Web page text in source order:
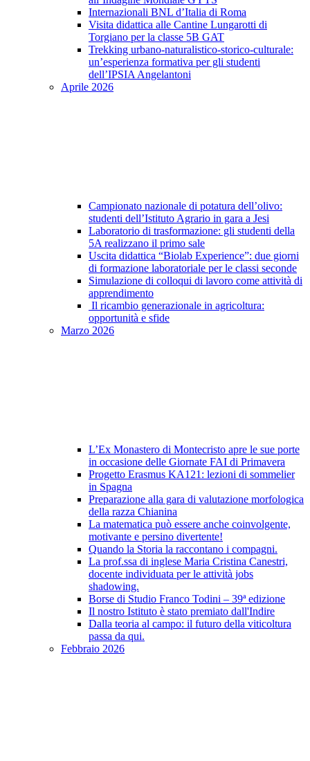
Internazionali BNL d’Italia di Roma
Visita didattica alle Cantine Lungarotti di
Torgiano per la classe 5B GAT
Trekking urbano-naturalistico-storico-culturale:
un’esperienza formativa per gli studenti
dell’IPSIA Angelantoni
Aprile 2026
Campionato nazionale di potatura dell’olivo:
studenti dell’Istituto Agrario in gara a Jesi
Laboratorio di trasformazione: gli studenti della
5A realizzano il primo sale
Uscita didattica “Biolab Experience”: due giorni
di formazione laboratoriale per le classi seconde
Simulazione di colloqui di lavoro come attività di
apprendimento
Il ricambio generazionale in agricoltura:
opportunità e sfide
Marzo 2026
L’Ex Monastero di Montecristo apre le sue porte
in occasione delle Giornate FAI di Primavera
Progetto Erasmus KA121: lezioni di sommelier
in Spagna
Preparazione alla gara di valutazione morfologica
della razza Chianina
La matematica può essere anche coinvolgente,
motivante e persino divertente!
Quando la Storia la raccontano i compagni.
La prof.ssa di inglese Maria Cristina Canestri,
docente individuata per le attività jobs
shadowing.
Borse di Studio Franco Todini – 39ª edizione
Il nostro Istituto è stato premiato dall'Indire
Dalla teoria al campo: il futuro della viticoltura
passa da qui.
Febbraio 2026